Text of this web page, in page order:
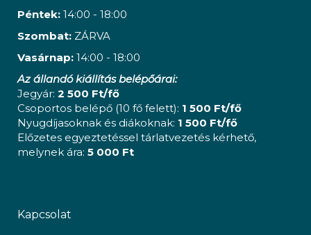
Péntek: 14:00 - 18:00
Szombat: ZÁRVA
Vasárnap: 14:00 - 18:00
Az állandó kiállítás belépőárai:
Jegyár: 2 500 Ft/fő
Csoportos belépő (10 fő felett): 1 500 Ft/fő
Nyugdíjasoknak és diákoknak: 1 500 Ft/fő
Előzetes egyeztetéssel tárlatvezetés kérhető,
melynek ára: 5 000 Ft
Kapcsolat